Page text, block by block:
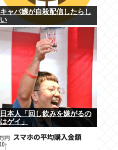
キャバ嬢が自殺配信したらし
い
日本人「回し飲みを嫌がるの
はゲイ」